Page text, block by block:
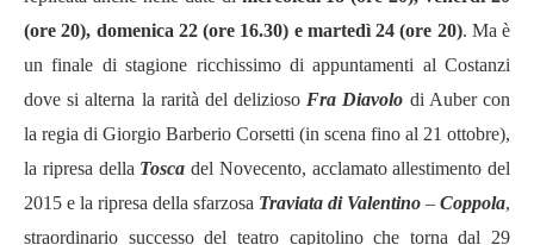
(ore 20), domenica 22 (ore 16.30) e martedì 24 (ore 20). Ma è
un finale di stagione ricchissimo di appuntamenti al Costanzi
dove si alterna la rarità del delizioso Fra Diavolo di Auber con
la regia di Giorgio Barberio Corsetti (in scena fino al 21 ottobre),
la ripresa della Tosca del Novecento, acclamato allestimento del
2015 e la ripresa della sfarzosa Traviata di Valentino – Coppola,
straordinario successo del teatro capitolino che torna dal 29